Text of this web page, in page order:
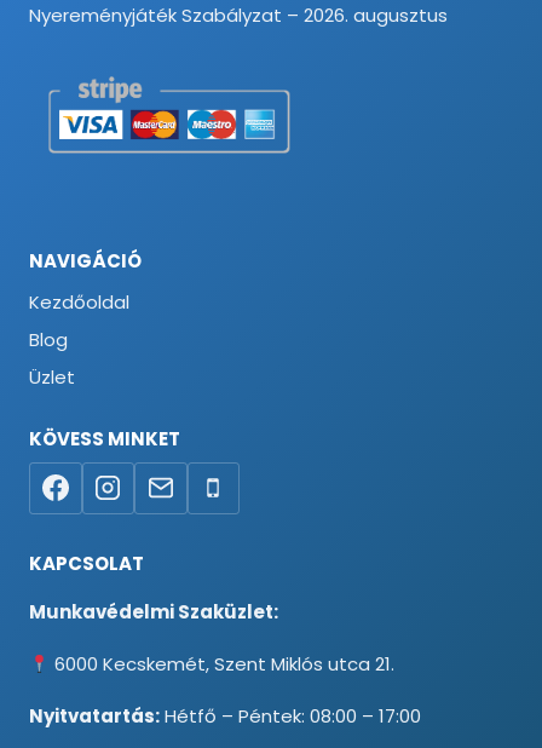
Nyereményjáték Szabályzat – 2026. augusztus
NAVIGÁCIÓ
Kezdőoldal
Blog
Üzlet
KÖVESS MINKET
KAPCSOLAT
Munkavédelmi Szaküzlet:
6000 Kecskemét, Szent Miklós utca 21.
Nyitvatartás:Hétfő – Péntek: 08:00 – 17:00